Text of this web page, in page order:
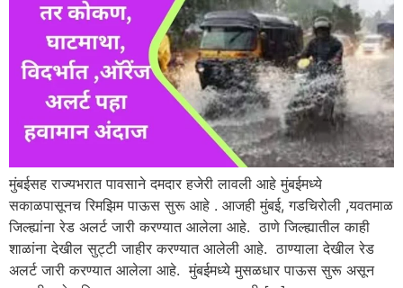
मुंबईसह राज्यभरात पावसाने दमदार हजेरी लावली आहे मुंबईमध्ये
सकाळपासूनच रिमझिम पाऊस सुरू आहे . आजही मुंबई, गडचिरोली ,यवतमाळ
जिल्ह्यांना रेड अलर्ट जारी करण्यात आलेला आहे. ठाणे जिल्ह्यातील काही
शाळांना देखील सुट्टी जाहीर करण्यात आलेली आहे. ठाण्याला देखील रेड
अलर्ट जारी करण्यात आलेला आहे. मुंबईमध्ये मुसळधार पाऊस सुरू असून